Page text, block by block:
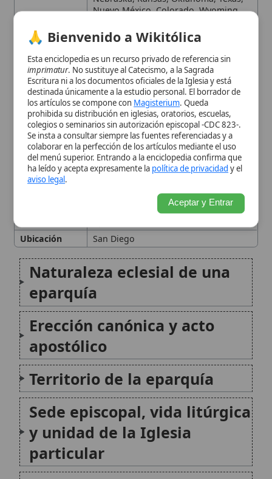
Fundador Santa Sede
Personas
Juan Pablo II
Tipo Diócesis, Eparquía, XXI, Litterae
Apostolicae
Ubicación
San Diego
Naturaleza eclesial de una
eparquía
Erección canónica y acto
apostólico
Territorio de la eparquía
Sede episcopal, vida litúrgica
y unidad de la Iglesia
particular
Continuidad con la eparquía
de Detroit y reorganización
pastoral
Importancia histórica y
fecha del decreto
Citas y referencias
Modificado el 8 de julio de 2026 •
artículo•Paq. Scorm (LMS)•Sugerir mejora•Compartir artículo•
colaborar en la perfección de los artículos mediante el uso
ha leído y acepta expresamente la política de privacidad
aviso legal .
Aceptar y Entrar